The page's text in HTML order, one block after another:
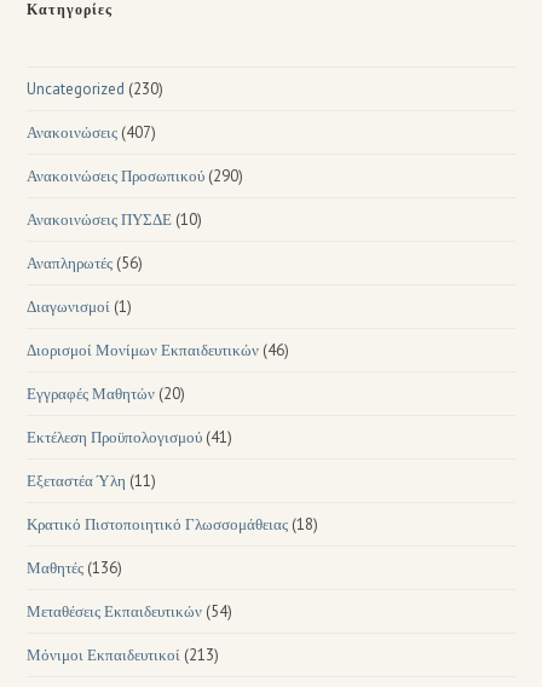
Κατηγορίες
Uncategorized (230)
Ανακοινώσεις (407)
Ανακοινώσεις Προσωπικού (290)
Ανακοινώσεις ΠΥΣΔΕ (10)
Αναπληρωτές (56)
Διαγωνισμοί (1)
Διορισμοί Μονίμων Εκπαιδευτικών (46)
Εγγραφές Μαθητών (20)
Εκτέλεση Προϋπολογισμού (41)
Εξεταστέα Ύλη (11)
Κρατικό Πιστοποιητικό Γλωσσομάθειας (18)
Μαθητές (136)
Μεταθέσεις Εκπαιδευτικών (54)
Μόνιμοι Εκπαιδευτικοί (213)